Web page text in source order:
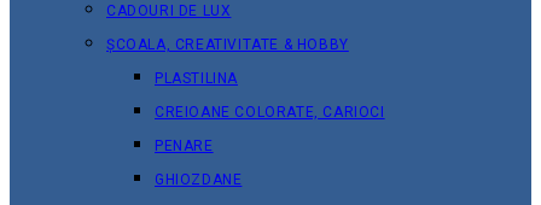
CADOURI DE LUX
ȘCOALA, CREATIVITATE & HOBBY
PLASTILINA
CREIOANE COLORATE, CARIOCI
PENARE
GHIOZDANE